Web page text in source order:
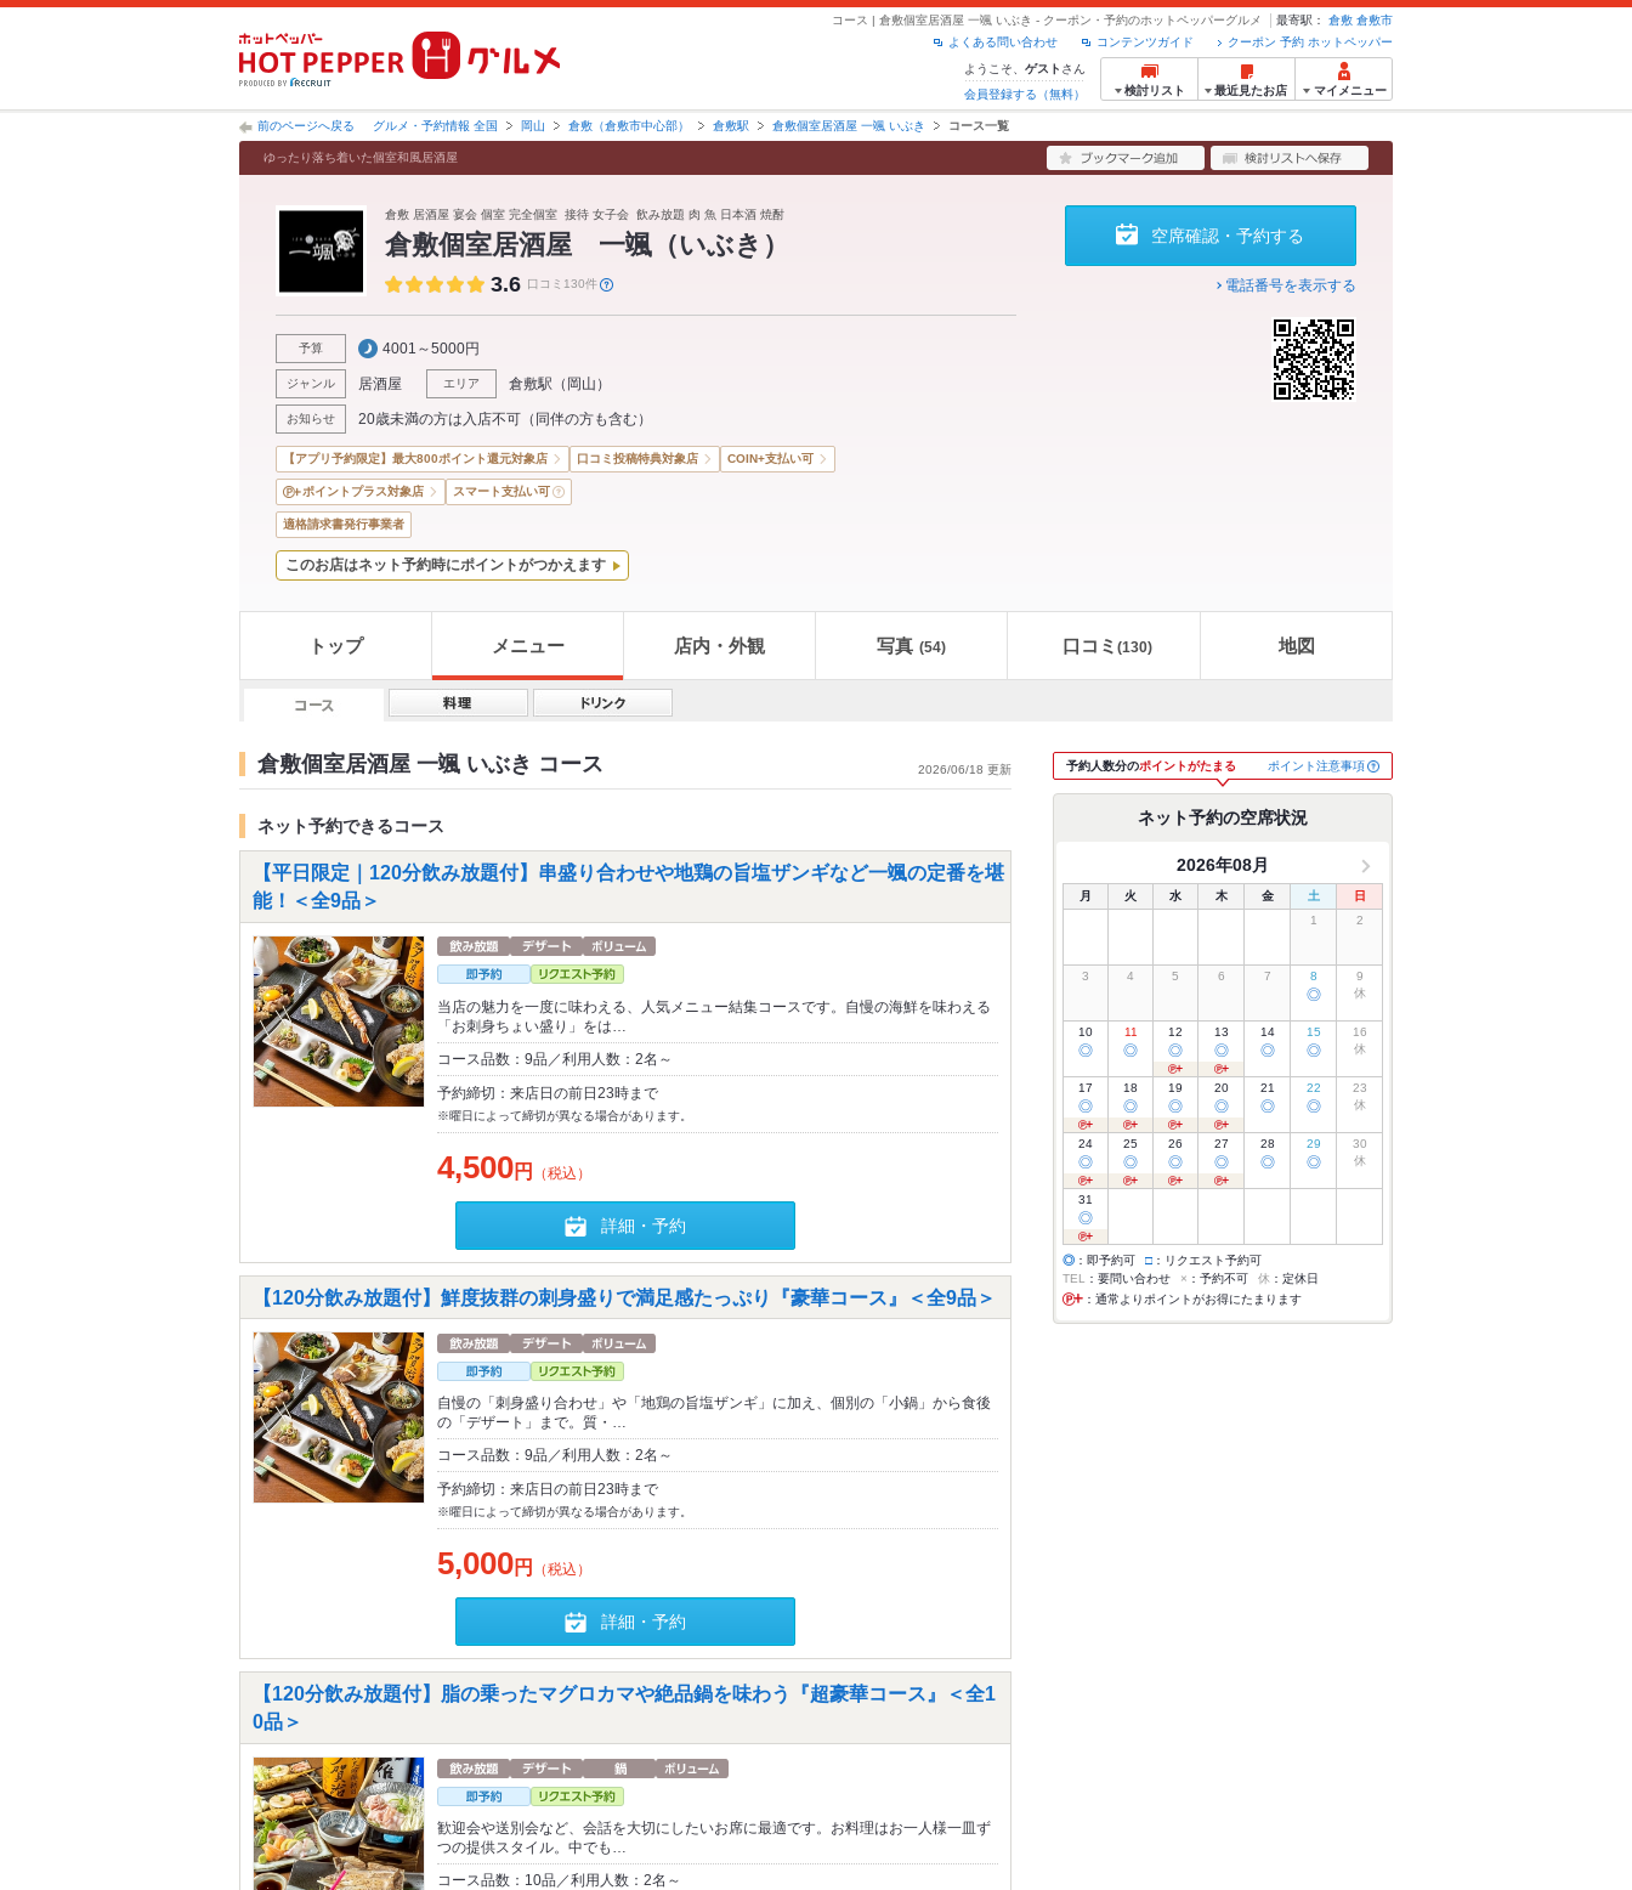
コース | 倉敷個室居酒屋 一颯 いぶき - クーポン・予約のホットペッパーグルメ 最寄駅： 倉敷 倉敷市
クーポン 予約 ホットペッパー
コンテンツガイド
よくある問い合わせ
ようこそ、 ゲスト さん
会員登録する（無料）
検討リスト 最近見たお店 マイメニュー
前のページへ戻る グルメ・予約情報 全国 岡山 倉敷（倉敷市中心部） 倉敷駅 倉敷個室居酒屋 一颯 いぶき コース一覧
ゆったり落ち着いた個室和風居酒屋
倉敷 居酒屋 宴会 個室 完全個室 接待 女子会 飲み放題 肉 魚 日本酒 焼酎
倉敷個室居酒屋 一颯（いぶき）
3.6 口コミ130件
予算 4001～5000円
ジャンル 居酒屋 エリア 倉敷駅 （ 岡山 ）
お知らせ 20歳未満の方は入店不可（同伴の方も含む）
空席確認・予約する
電話番号を表示する
【アプリ予約限定】最大800ポイント還元対象店 口コミ投稿特典対象店 COIN+支払い可
ポイントプラス対象店 スマート支払い可
適格請求書発行事業者
このお店はネット予約時にポイントがつかえます
トップ メニュー 店内・外観 写真 (54) 口コミ (130) 地図
倉敷個室居酒屋 一颯 いぶき コース 2026/06/18 更新
ネット予約できるコース
【平日限定｜120分飲み放題付】串盛り合わせや地鶏の旨塩ザンギなど一颯の定番を堪
能！＜全9品＞
当店の魅力を一度に味わえる、人気メニュー結集コースです。自慢の海鮮を味わえる
「お刺身ちょい盛り」をは…
コース品数：9品／利用人数：2名～
予約締切：来店日の前日23時まで
※曜日によって締切が異なる場合があります。
4,500円 （税込）
詳細・予約
【120分飲み放題付】鮮度抜群の刺身盛りで満足感たっぷり『豪華コース』＜全9品＞
自慢の「刺身盛り合わせ」や「地鶏の旨塩ザンギ」に加え、個別の「小鍋」から食後
の「デザート」まで。質・…
コース品数：9品／利用人数：2名～
予約締切：来店日の前日23時まで
※曜日によって締切が異なる場合があります。
5,000円 （税込）
詳細・予約
【120分飲み放題付】脂の乗ったマグロカマや絶品鍋を味わう『超豪華コース』＜全1
0品＞
歓迎会や送別会など、会話を大切にしたいお席に最適です。お料理はお一人様一皿ず
つの提供スタイル。中でも…
コース品数：10品／利用人数：2名～
予約人数分のポイントがたまる ポイント注意事項
ネット予約の空席状況
2026年08月
月 火 水 木 金 土
日
1
2
3 4 5 6 7 8
◎
9
休
10
◎
11
◎
12
◎
13
◎
14
◎
15
◎
16
休
17
◎
18
◎
19
◎
20
◎
21
◎
22
◎
23
休
24
◎
25
◎
26
◎
27
◎
28
◎
29
◎
30
休
31
◎
◎ ：即予約可 □ ：リクエスト予約可
TEL
：要問い合わせ × ：予約不可 休 ：定休日
：通常よりポイントがお得にたまります